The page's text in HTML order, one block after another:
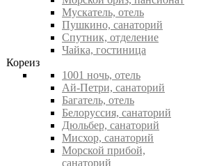
Мускатель, отель
Пушкино, санаторий
Спутник, отделение
Чайка, гостиница
Кореиз
1001 ночь, отель
Ай-Петри, санаторий
Багатель, отель
Белоруссия, санаторий
Дюльбер, санаторий
Мисхор, санаторий
Морской прибой,
санаторий